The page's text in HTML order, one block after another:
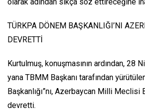
olarak adından sıkça söz ettireceğine
TÜRKPA DÖNEM BAŞKANLIĞI’NI
DEVRETTİ
Kurtulmuş, konuşmasının ardından, 28
yana TBMM Başkanı tarafından
Başkanlığı”nı, Azerbaycan Milli Meclisi
devretti.